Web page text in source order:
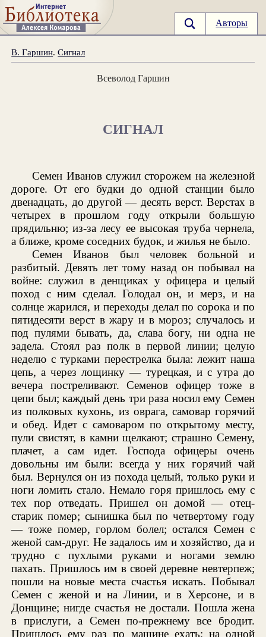
Авторы
В. Гаршин.Сигнал
Всеволод Гаршин
СИГНАЛ
Семен Иванов служил сторожем на железной
дороге. От его будки до одной станции было
двенадцать, до другой — десять верст. Верстах в
четырех в прошлом году открыли большую
прядильню; из-за лесу ее высокая труба чернела,
а ближе, кроме соседних будок, и жилья не было.
Семен Иванов был человек больной и
разбитый. Девять лет тому назад он побывал на
войне: служил в денщиках у офицера и целый
поход с ним сделал. Голодал он, и мерз, и на
солнце жарился, и переходы делал по сорока и по
пятидесяти верст в жару и в мороз; случалось и
под пулями бывать, да, слава богу, ни одна не
задела. Стоял раз полк в первой линии; целую
неделю с турками перестрелка была: лежит наша
цепь, а через лощинку — турецкая, и с утра до
вечера постреливают. Семенов офицер тоже в
цепи был; каждый день три раза носил ему Семен
из полковых кухонь, из оврага, самовар горячий
и обед. Идет с самоваром по открытому месту,
пули свистят, в камни щелкают; страшно Семену,
плачет, а сам идет. Господа офицеры очень
довольны им были: всегда у них горячий чай
был. Вернулся он из похода целый, только руки и
ноги ломить стало. Немало горя пришлось ему с
тех пор отведать. Пришел он домой — отец-
старик помер; сынишка был по четвертому году
— тоже помер, горлом болел; остался Семен с
женой сам-друг. Не задалось им и хозяйство, да и
трудно с пухлыми руками и ногами землю
пахать. Пришлось им в своей деревне невтерпеж;
пошли на новые места счастья искать. Побывал
Семен с женой и на Линии, и в Херсоне, и в
Донщине; нигде счастья не достали. Пошла жена
в прислуги, а Семен по-прежнему все бродит.
Пришлось ему раз по машине ехать; на одной